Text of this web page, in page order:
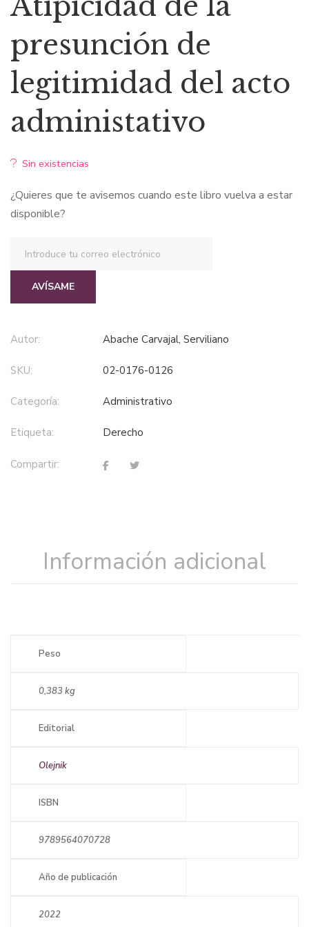
presunción de
legitimidad del acto
administativo
Sin existencias
¿Quieres que te avisemos cuando este libro vuelva a estar
disponible?
AVÍSAME
Autor: Abache Carvajal, Serviliano
SKU: 02-0176-0126
Categoría: administrativo
Etiqueta: derecho
Compartir:
Información adicional
Peso
0,383 kg
Editorial
Olejnik
ISBN
9789564070728
Año de publicación
2022